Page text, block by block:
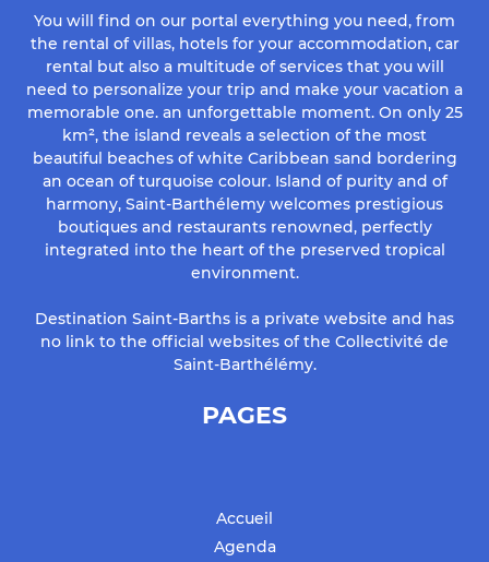
You will find on our portal everything you need, from
the rental of villas, hotels for your accommodation, car
rental but also a multitude of services that you will
need to personalize your trip and make your vacation a
memorable one. an unforgettable moment. On only 25
km², the island reveals a selection of the most
beautiful beaches of white Caribbean sand bordering
an ocean of turquoise colour. Island of purity and of
harmony, Saint-Barthélemy welcomes prestigious
boutiques and restaurants renowned, perfectly
integrated into the heart of the preserved tropical
environment.
Destination Saint-Barths is a private website and has
no link to the official websites of the Collectivité de
Saint-Barthélémy.
PAGES
Accueil
Agenda